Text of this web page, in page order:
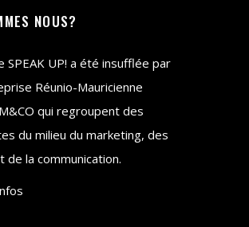
NOUS?
SPEAK UP! a été insufflée par
Réunio-Mauricienne
qui regroupent des
du milieu du marketing, des
de la communication.